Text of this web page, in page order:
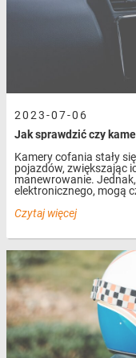
2023-07-06
Jak sprawdzić czy
Kamery cofania stały
pojazdów, zwiększając
manewrowanie.
elektronicznego, mogą
Czytaj więcej